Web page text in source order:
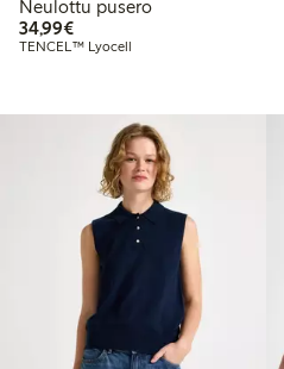
Neulottu pusero
34,99€34,99 €
TENCEL™ Lyocell